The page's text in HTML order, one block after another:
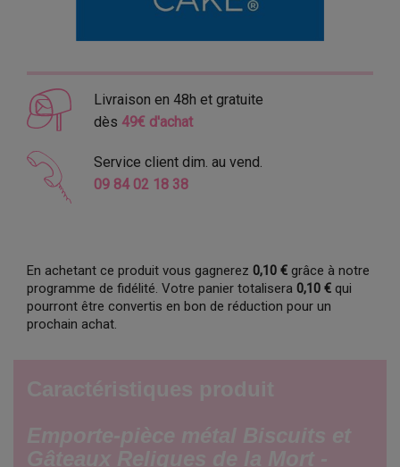
Livraison en 48h et gratuite
dès 49€ d'achat
Service client dim. au vend.
09 84 02 18 38
En achetant ce produit vous gagnerez 0,10 € grâce à notre
programme de fidélité. Votre panier totalisera 0,10 € qui
pourront être convertis en bon de réduction pour un
prochain achat.